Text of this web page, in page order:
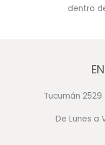
dentro
Tucumán
De Lunes a